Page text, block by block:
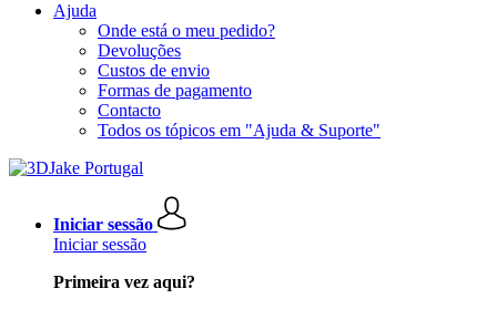
Ajuda
Onde está o meu pedido?
Devoluções
Custos de envio
Formas de pagamento
Contacto
Todos os tópicos em "Ajuda & Suporte"
Iniciar sessão
Iniciar sessão
Primeira vez aqui?